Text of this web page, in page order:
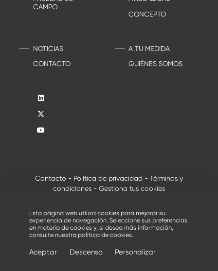
CAMPO
CONCEPTO
NOTICIAS
CONTACTO
A TU MEDIDA
QUIÉNES SOMOS
Contacto - Política de privacidad - Términos y
condiciones - Gestiona tus cookies
Industeel
Esta página web utiliza cookies para mejorar su
experiencia de navegación. Seleccione sus preferencias
en materia de cookies y, si desea más información,
consulte nuestra política de cookies.
Aceptar Descenso Personalizar